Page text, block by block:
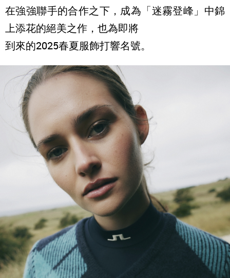
在強強聯手的合作之下，成為「迷霧登峰」中錦
上添花的絕美之作，也為即將
到來的2025春夏服飾打響名號。